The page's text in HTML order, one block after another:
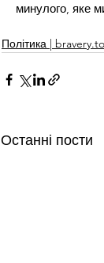
минулого, яке
Політика |
Останні пости